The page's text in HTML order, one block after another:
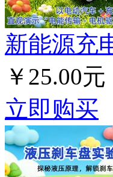
新能源充
￥25.00元
立即购买